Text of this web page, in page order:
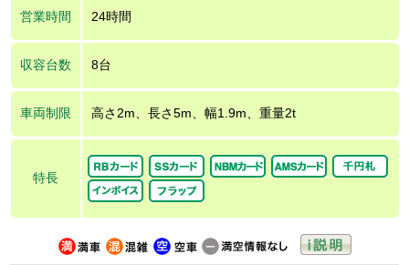
営業時間 24時間
収容台数 8台
車両制限 高さ2m、長さ5m、幅1.9m、重量2t
特長